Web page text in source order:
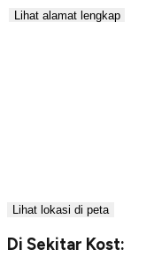
Lihat alamat lengkap
Lihat lokasi di peta
Di Sekitar Kost: